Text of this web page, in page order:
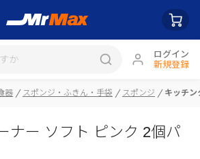
ログイン
新規登録
器 スポンジ・ふきん・手袋 スポンジ キッチン
ナー ソフト ピンク 2個パ